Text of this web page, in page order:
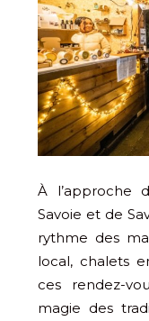
À l’approche
Savoie et de
rythme des
local, chalets
ces rendez-
magie des